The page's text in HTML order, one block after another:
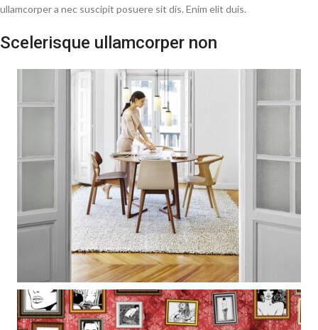
ullamcorper a nec suscipit posuere sit dis. Enim elit duis.
Scelerisque ullamcorper non